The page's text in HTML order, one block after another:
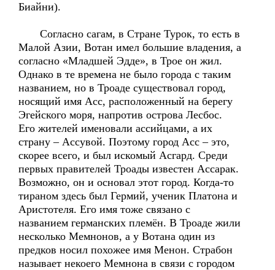
Биайни).
Согласно сагам, в Стране Турок, то есть в
Малой Азии, Вотан имел большие владения, а
согласно «Младшей Эдде», в Трое он жил.
Однако в те времена не было города с таким
названием, но в Троаде существовал город,
носящий имя Асс, расположенный на берегу
Эгейского моря, напротив острова Лесбос.
Его жителей именовали ассийцами, а их
страну – Ассувой. Поэтому город Асс – это,
скорее всего, и был искомый Асгард. Среди
первых правителей Троады известен Ассарак.
Возможно, он и основал этот город. Когда-то
тираном здесь был Гермий, ученик Платона и
Аристотеля. Его имя тоже связано с
названием германских племён. В Троаде жили
несколько Мемнонов, а у Вотана один из
предков носил похожее имя Менон. Страбон
называет некоего Мемнона в связи с городом